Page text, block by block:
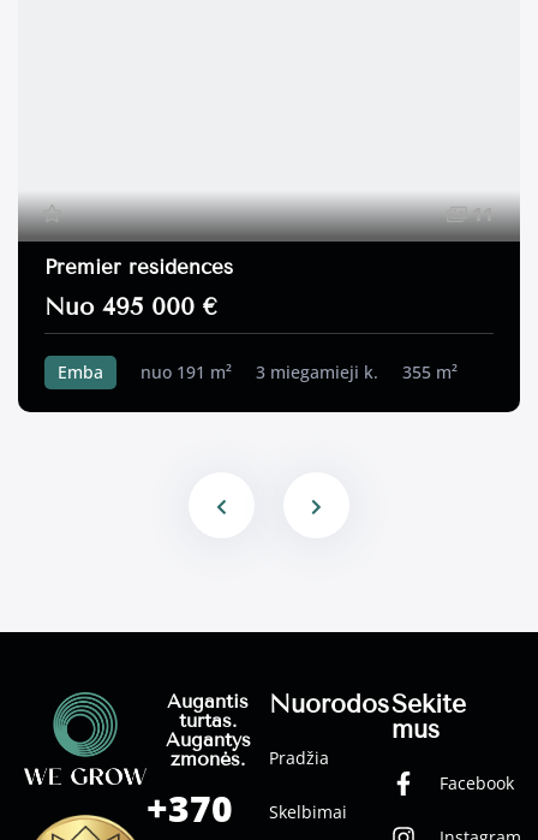
11
Premier residences
Nuo 495 000 €
Emba nuo 191 m² 3 miegamieji k. 355 m²
Nuorodos
Pradžia
Skelbimai
Sekite
mus
Facebook
Augantis
turtas.
Augantys
žmonės.
+370